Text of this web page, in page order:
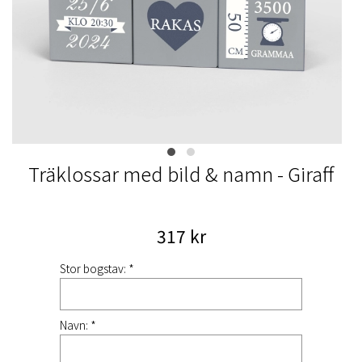
Träklossar med bild & namn - Giraff
317 kr
Stor bogstav: *
Navn: *